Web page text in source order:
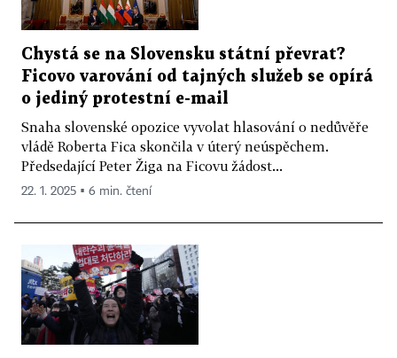
Chystá se na Slovensku státní převrat?
Ficovo varování od tajných služeb se opírá
o jediný protestní e-mail
Snaha slovenské opozice vyvolat hlasování o nedůvěře
vládě Roberta Fica skončila v úterý neúspěchem.
Předsedající Peter Žiga na Ficovu žádost...
22. 1. 2025 ▪ 6 min. čtení